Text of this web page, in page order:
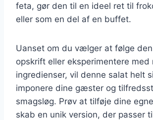
feta, gør den til en ideel ret til
eller som en del af en buffet.
Uanset om du vælger at følge
opskrift eller eksperimentere med
ingredienser, vil denne salat helt
imponere dine gæster og
smagsløg. Prøv at tilføje dine
skab en unik version, der passer